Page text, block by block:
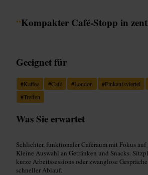
“Kompakter Café-Stopp in
Geeignet für
#Kaffee #Café #London #Einkaufsviertel
#Treffen
Was Sie erwartet
Schlichter, funktionaler Caféraum mit Fokus
Kleine Auswahl an Getränken und Snacks.
kurze Arbeitssessions oder zwanglose
schneller Ablauf.